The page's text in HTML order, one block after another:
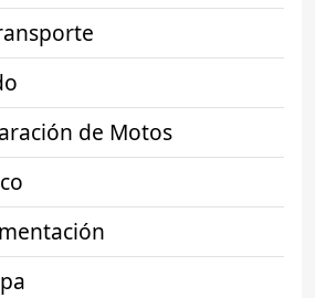
de Motos